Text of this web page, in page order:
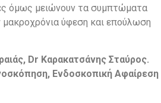
όμως μειώνουν τα συμπτώματα
μακροχρόνια ύφεση και επούλωση
Dr Καρακατσάνης Σταύρος.
Ενδοσκοπική Αφαίρεση